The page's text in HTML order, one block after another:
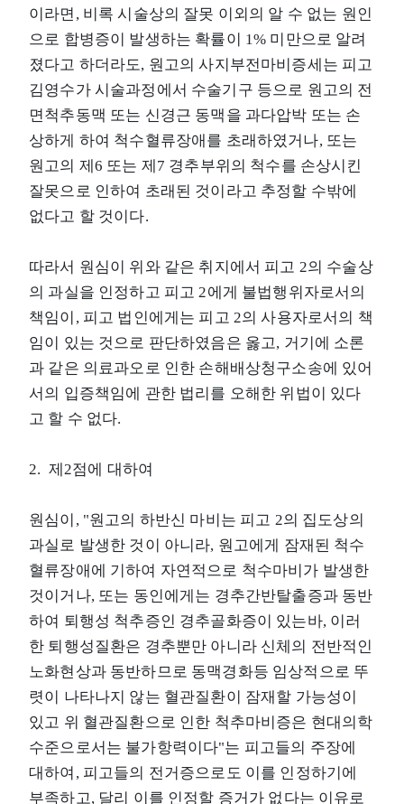
이라면, 비록 시술상의 잘못 이외의 알 수 없는 원인
으로 합병증이 발생하는 확률이 1% 미만으로 알려
졌다고 하더라도, 원고의 사지부전마비증세는 피고
김영수가 시술과정에서 수술기구 등으로 원고의 전
면척추동맥 또는 신경근 동맥을 과다압박 또는 손
상하게 하여 척수혈류장애를 초래하였거나, 또는
원고의 제6 또는 제7 경추부위의 척수를 손상시킨
잘못으로 인하여 초래된 것이라고 추정할 수밖에
없다고 할 것이다.
따라서 원심이 위와 같은 취지에서 피고 2의 수술상
의 과실을 인정하고 피고 2에게 불법행위자로서의
책임이, 피고 법인에게는 피고 2의 사용자로서의 책
임이 있는 것으로 판단하였음은 옳고, 거기에 소론
과 같은 의료과오로 인한 손해배상청구소송에 있어
서의 입증책임에 관한 법리를 오해한 위법이 있다
고 할 수 없다.
2. 제2점에 대하여
원심이, "원고의 하반신 마비는 피고 2의 집도상의
과실로 발생한 것이 아니라, 원고에게 잠재된 척수
혈류장애에 기하여 자연적으로 척수마비가 발생한
것이거나, 또는 동인에게는 경추간반탈출증과 동반
하여 퇴행성 척추증인 경추골화증이 있는바, 이러
한 퇴행성질환은 경추뿐만 아니라 신체의 전반적인
노화현상과 동반하므로 동맥경화등 임상적으로 뚜
렷이 나타나지 않는 혈관질환이 잠재할 가능성이
있고 위 혈관질환으로 인한 척추마비증은 현대의학
수준으로서는 불가항력이다"는 피고들의 주장에
대하여, 피고들의 전거증으로도 이를 인정하기에
부족하고, 달리 이를 인정할 증거가 없다는 이유로